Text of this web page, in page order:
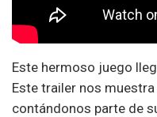
Este hermoso juego
Este trailer nos
contándonos parte de